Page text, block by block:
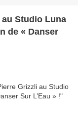
Studio Luna
de « Danser